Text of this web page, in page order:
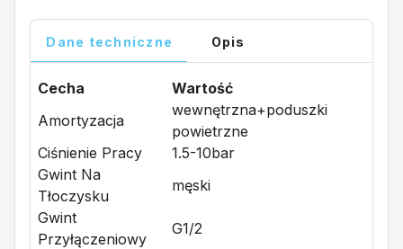
Dane techniczne Opis
Cecha
Wartość
Amortyzacja
wewnętrzna+poduszki
powietrzne
Ciśnienie Pracy
1.5-10bar
Gwint Na
Tłoczysku
męski
Gwint
Przyłączeniowy
G1/2